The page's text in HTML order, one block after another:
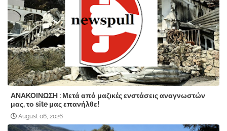
ΑΝΑΚΟΙΝΩΣΗ : Μετά από μαζικές ενστάσεις αναγνωστών
μας, το site μας επανήλθε!
August 06, 2026